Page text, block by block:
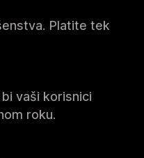
Platite tek
vaši korisnici
roku.